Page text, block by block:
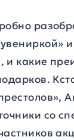
и
и какие
со